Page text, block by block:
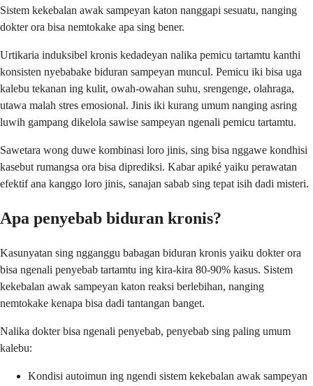
Sistem kekebalan awak sampeyan katon nanggapi sesuatu, nanging
dokter ora bisa nemtokake apa sing bener.
Urtikaria induksibel kronis kedadeyan nalika pemicu tartamtu kanthi
konsisten nyebabake biduran sampeyan muncul. Pemicu iki bisa uga
kalebu tekanan ing kulit, owah-owahan suhu, srengenge, olahraga,
utawa malah stres emosional. Jinis iki kurang umum nanging asring
luwih gampang dikelola sawise sampeyan ngenali pemicu tartamtu.
Sawetara wong duwe kombinasi loro jinis, sing bisa nggawe kondhisi
kasebut rumangsa ora bisa diprediksi. Kabar apiké yaiku perawatan
efektif ana kanggo loro jinis, sanajan sabab sing tepat isih dadi misteri.
Apa penyebab biduran kronis?
Kasunyatan sing ngganggu babagan biduran kronis yaiku dokter ora
bisa ngenali penyebab tartamtu ing kira-kira 80-90% kasus. Sistem
kekebalan awak sampeyan katon reaksi berlebihan, nanging
nemtokake kenapa bisa dadi tantangan banget.
Nalika dokter bisa ngenali penyebab, penyebab sing paling umum
kalebu:
Kondisi autoimun ing ngendi sistem kekebalan awak sampeyan